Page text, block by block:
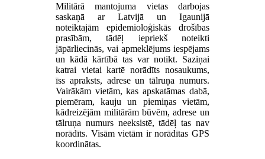
Militārā mantojuma vietas darbojas
saskaņā ar Latvijā un Igaunijā
noteiktajām epidemioloģiskās drošības
prasībām, tādēļ iepriekš noteikti
jāpārliecinās, vai apmeklējums iespējams
un kādā kārtībā tas var notikt. Saziņai
katrai vietai kartē norādīts nosaukums,
īss apraksts, adrese un tālruņa numurs.
Vairākām vietām, kas apskatāmas dabā,
piemēram, kauju un piemiņas vietām,
kādreizējām militārām būvēm, adrese un
tālruņa numurs neeksistē, tādēļ tas nav
norādīts. Visām vietām ir norādītas GPS
koordinātas.